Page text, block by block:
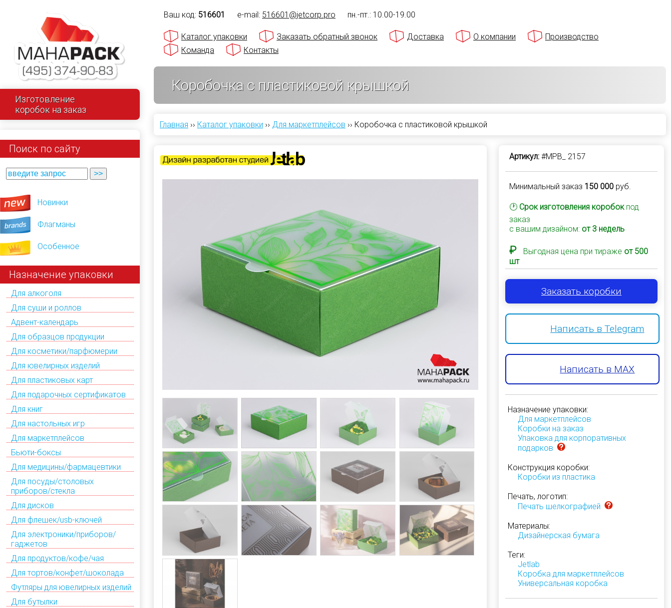
Изготовление
коробок на заказ
Поиск по сайту
Новинки
Флагманы
Особенное
Назначение упаковки
Для алкоголя
Для суши и роллов
Адвент-календарь
Для образцов продукции
Для косметики/парфюмерии
Для ювелирных изделий
Для пластиковых карт
Для подарочных сертификатов
Для книг
Для настольных игр
Для маркетплейсов
Бьюти-боксы
Для медицины/фармацевтики
Для посуды/столовых
приборов/стекла
Для дисков
Для флешек/usb-ключей
Для электроники/приборов/
гаджетов
Для продуктов/кофе/чая
Для тортов/конфет/шоколада
Футляры для ювелирных изделий
Для бутылки
Ваш код: 516601 e-mail: 516601@jetcorp.pro пн.-пт.: 10.00-19.00
Каталог упаковки Заказать обратный звонок Доставка О компании
Производство
Команда
Контакты
Коробочка с пластиковой крышкой
Главная ›› Каталог упаковки ›› Для маркетплейсов ›› Коробочка с пластиковой крышкой
Артикул:#MPB_ 2157
Минимальный заказ 150 000руб.
🕐 Срок изготовления коробокпод
заказ
с вашим дизайном: от 3 недель
₽ Выгодная цена при тираже от 500
шт
Заказать коробки
Написать в Telegram
Написать в MAX
Назначение упаковки:
Для маркетплейсов
Коробки на заказ
Упаковка для корпоративных
подарков
Конструкция коробки:
Коробки из пластика
Печать, логотип:
Печать шелкографией
Материалы:
Дизайнерская бумага
Теги:
Jetlab
Коробка для маркетплейсов
Универсальная коробка